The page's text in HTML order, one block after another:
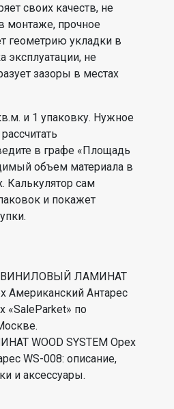
своих качеств, не
монтаже, прочное
геометрию укладки в
эксплуатации, не
зазоры в местах
и 1 упаковку. Нужное
в графе «Площадь
объем материала в
Калькулятор сам
и покажет
ВИНИЛОВЫЙ ЛАМИНАТ
Американский Антарес
«SaleParket» по
WOOD SYSTEM Орех
WS-008: описание,
и аксессуары.